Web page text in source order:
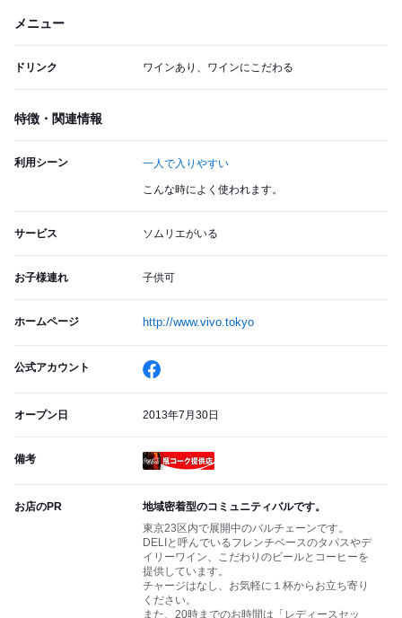
メニュー
ドリンク ワインあり、ワインにこだわる
特徴・関連情報
利用シーン 一人で入りやすい
こんな時によく使われます。
サービス ソムリエがいる
お子様連れ 子供可
ホームページ http://www.vivo.tokyo
公式アカウント
オープン日 2013年7月30日
備考
お店のPR
地域密着型のコミュニティバルです。
東京23区内で展開中のバルチェーンです。
DELIと呼んでいるフレンチベースのタパスやデ
イリーワイン、こだわりのビールとコーヒーを
提供しています。
チャージはなし、お気軽に１杯からお立ち寄り
ください。
また、20時までのお時間は「レディースセッ